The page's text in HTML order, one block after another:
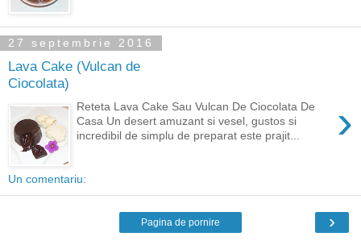
27 septembrie 2016
Lava Cake (Vulcan de
Ciocolata)
›
Reteta Lava Cake Sau Vulcan De Ciocolata De
Casa Un desert amuzant si vesel, gustos si
incredibil de simplu de preparat este prajit...
Un comentariu:
›
Pagina de pornire